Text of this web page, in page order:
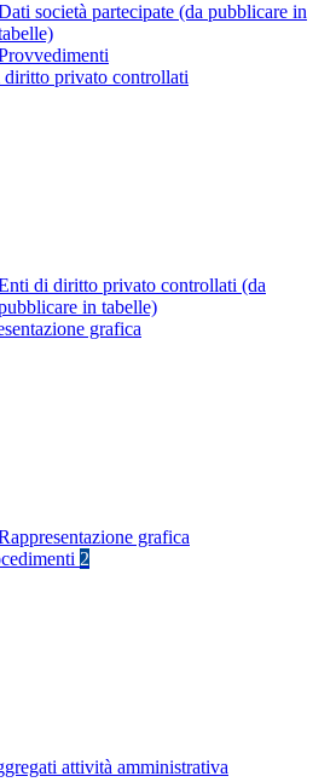
società partecipate (da pubblicare in
privato controllati
di diritto privato controllati (da
in tabelle)
grafica
grafica
2
attività amministrativa